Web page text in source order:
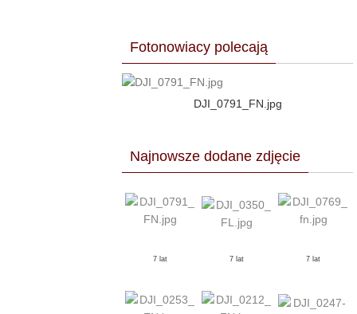
Fotonowiacy polecają
DJI_0791_FN.jpg
Najnowsze dodane zdjęcie
7 lat 7 lat 7 lat